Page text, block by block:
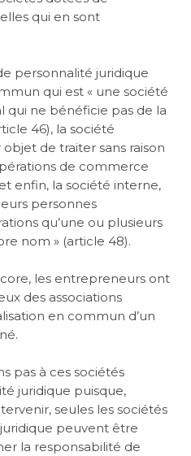
qui en sont
personnalité juridique
qui est « une société
qui ne bénéficie pas de la
46), la société
de traiter sans raison
de commerce
enfin, la société interne,
personnes
qu’une ou plusieurs
nom » (article 48).
les entrepreneurs ont
des associations
en commun d’un
pas à ces sociétés
juridique puisque,
seules les sociétés
peuvent être
la responsabilité de